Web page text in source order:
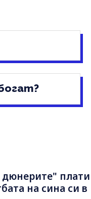
дюнерите" плати
на сина си в